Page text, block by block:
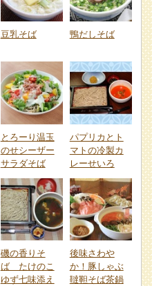
豆乳そば 鴨だしそば
とろーり温玉
のせシーザー
サラダそば
パプリカとト
マトの冷製カ
レーせいろ
磯の香りそ
ば たけのこ
ゆず七味添え
後味さわや
か！豚しゃぶ
韃靼そば茶鍋